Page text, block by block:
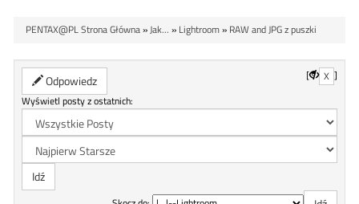
PENTAX@PL Strona Główna»Jak... » Lightroom» RAW and JPG z puszki
Odpowiedz [ X ]
Wyświetl posty z ostatnich: